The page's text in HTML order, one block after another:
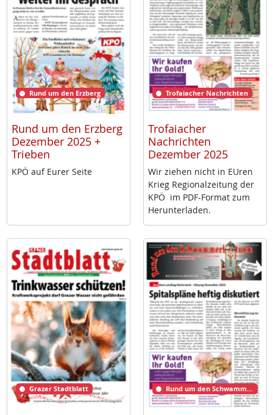
Rund um den Erzberg
Rund um den Erzberg
Dezember 2025 +
Trieben
KPÖ auf Eu­rer Sei­te
Trofaiacher Nachrichten
Trofaiacher
Nachrichten
Dezember 2025
Wir zie­hen nicht in EU­ren
Krieg Re­gio­nal­zei­tung der
KPÖ im PDF-For­mat zum
Her­un­ter­la­den.
Grazer Stadtblatt Rund um den Schwammerlturm